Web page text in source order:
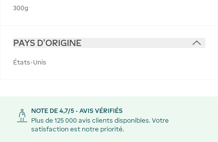
300g
PAYS D'ORIGINE
États-Unis
NOTE DE 4,7/5 - AVIS VÉRIFIÉS
Plus de 125 000 avis clients disponibles. Votre
satisfaction est notre priorité.